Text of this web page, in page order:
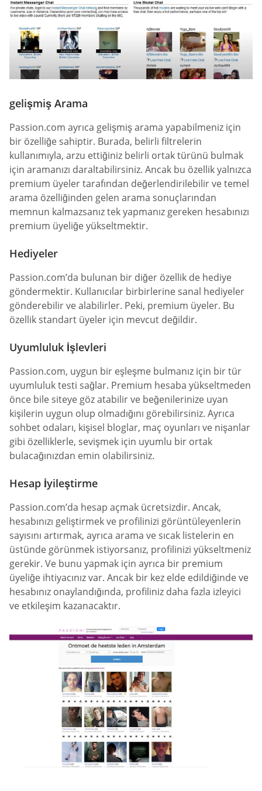
gelişmiş Arama
Passion.com ayrıca gelişmiş arama yapabilmeniz için
bir özelliğe sahiptir. Burada, belirli filtrelerin
kullanımıyla, arzu ettiğiniz belirli ortak türünü bulmak
için aramanızı daraltabilirsiniz. Ancak bu özellik yalnızca
premium üyeler tarafından değerlendirilebilir ve temel
arama özelliğinden gelen arama sonuçlarından
memnun kalmazsanız tek yapmanız gereken hesabınızı
premium üyeliğe yükseltmektir.
Hediyeler
Passion.com’da bulunan bir diğer özellik de hediye
göndermektir. Kullanıcılar birbirlerine sanal hediyeler
gönderebilir ve alabilirler. Peki, premium üyeler. Bu
özellik standart üyeler için mevcut değildir.
Uyumluluk İşlevleri
Passion.com, uygun bir eşleşme bulmanız için bir tür
uyumluluk testi sağlar. Premium hesaba yükseltmeden
önce bile siteye göz atabilir ve beğenilerinize uyan
kişilerin uygun olup olmadığını görebilirsiniz. Ayrıca
sohbet odaları, kişisel bloglar, maç oyunları ve nişanlar
gibi özelliklerle, sevişmek için uyumlu bir ortak
bulacağınızdan emin olabilirsiniz.
Hesap İyileştirme
Passion.com’da hesap açmak ücretsizdir. Ancak,
hesabınızı geliştirmek ve profilinizi görüntüleyenlerin
sayısını artırmak, ayrıca arama ve sıcak listelerin en
üstünde görünmek istiyorsanız, profilinizi yükseltmeniz
gerekir. Ve bunu yapmak için ayrıca bir premium
üyeliğe ihtiyacınız var. Ancak bir kez elde edildiğinde ve
hesabınız onaylandığında, profiliniz daha fazla izleyici
ve etkileşim kazanacaktır.